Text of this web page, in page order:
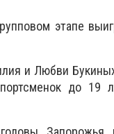
этапе
и Любви
до 19